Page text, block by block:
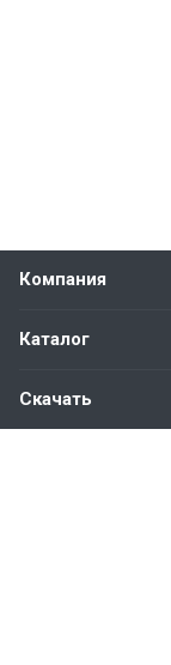
Компания
Каталог
Скачать